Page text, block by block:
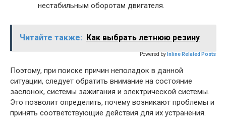
нестабильным оборотам двигателя.
Читайте также: Как выбрать летнюю резину
Powered by Inline Related Posts
Поэтому, при поиске причин неполадок в данной
ситуации, следует обратить внимание на состояние
заслонок, системы зажигания и электрической системы.
Это позволит определить, почему возникают проблемы и
принять соответствующие действия для их устранения.